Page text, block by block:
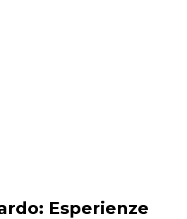
Esperienze
Esperienze